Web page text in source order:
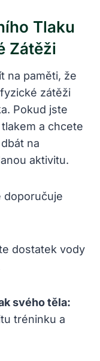
Tlaku
Zátěži
na paměti, že
zátěži
Pokud jste
a chcete
na
aktivitu.
doporučuje
dostatek vody
svého těla:
tréninku a